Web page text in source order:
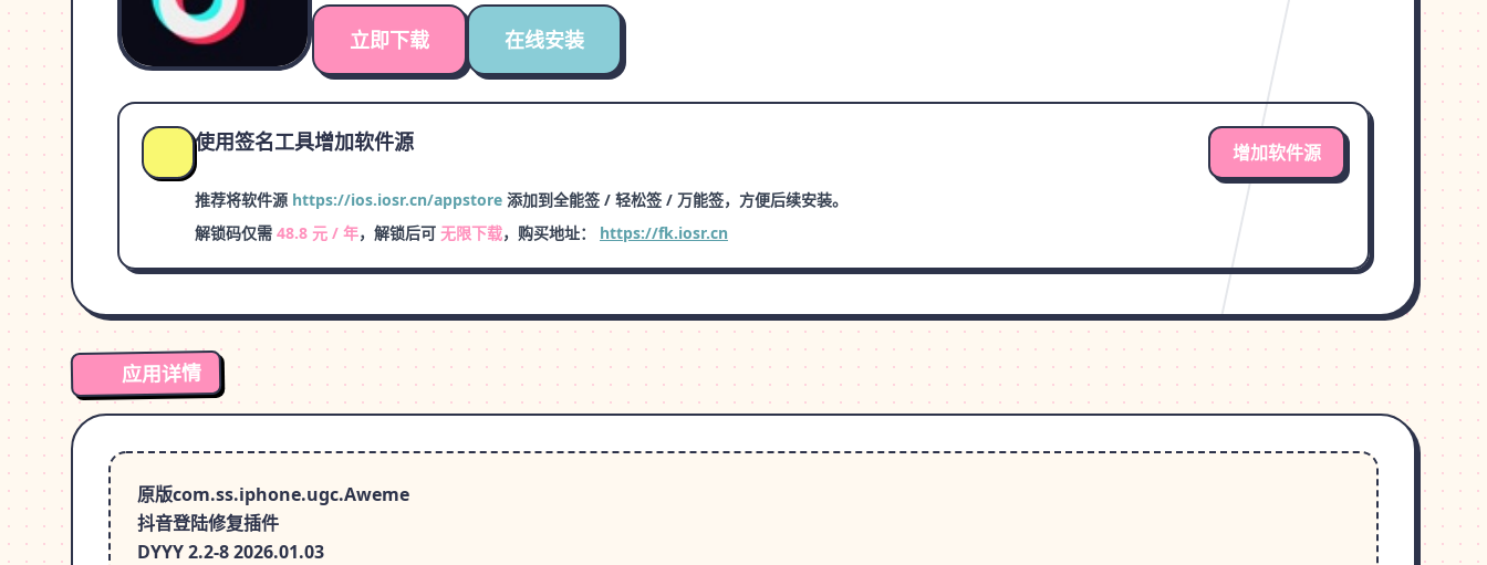
立即下载 在线安装
使用签名工具增加软件源 增加软件源
推荐将软件源 https://ios.iosr.cn/appstore 添加到全能签 / 轻松签 / 万能签，方便后续安装。
解锁码仅需 48.8 元 / 年，解锁后可 无限下载，购买地址： https://fk.iosr.cn
应用详情
原版com.ss.iphone.ugc.Aweme
抖音登陆修复插件
DYYY 2.2-8 2026.01.03